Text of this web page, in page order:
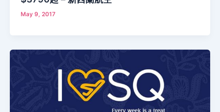
May 9, 2017